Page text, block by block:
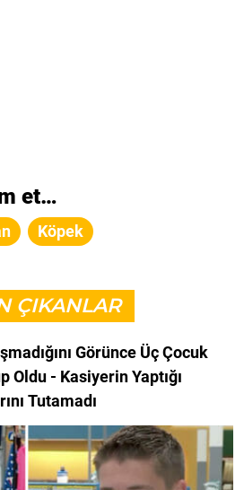
et…
Köpek
ÇIKANLAR
Görünce Üç Çocuk
Oldu - Kasiyerin Yaptığı
Tutamadı